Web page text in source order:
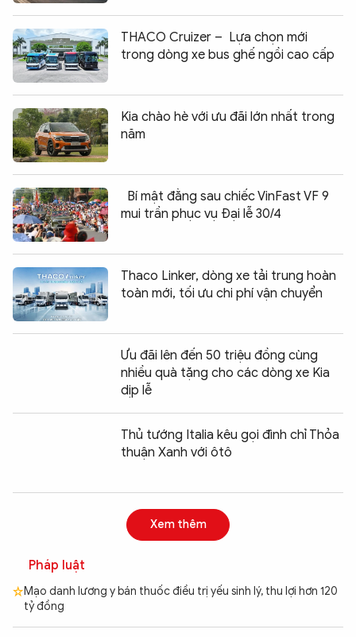
THACO Cruizer – Lựa chọn mới
trong dòng xe bus ghế ngồi cao cấp
Kia chào hè với ưu đãi lớn nhất trong
năm
Bí mật đằng sau chiếc VinFast VF 9
mui trần phục vụ Đại lễ 30/4
Thaco Linker, dòng xe tải trung hoàn
toàn mới, tối ưu chi phí vận chuyển
Ưu đãi lên đến 50 triệu đồng cùng
nhiều quà tặng cho các dòng xe Kia
dịp lễ
Thủ tướng Italia kêu gọi đình chỉ Thỏa
thuận Xanh với ôtô
Xem thêm
Pháp luật
Mạo danh lương y bán thuốc điều trị yếu sinh lý, thu lợi hơn 120
tỷ đồng